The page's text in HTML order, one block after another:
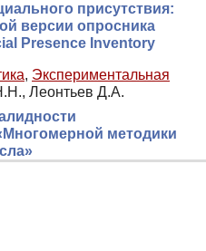
присутствия:
версии опросника
Presence Inventory
, Экспериментальная
Леонтьев Д.А.
методики